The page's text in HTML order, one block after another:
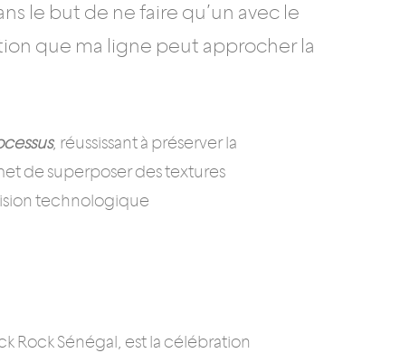
le but de ne faire qu’un avec le
que ma ligne peut approcher la
, réussissant à préserver la
de superposer des textures
technologique
Rock Sénégal, est la célébration